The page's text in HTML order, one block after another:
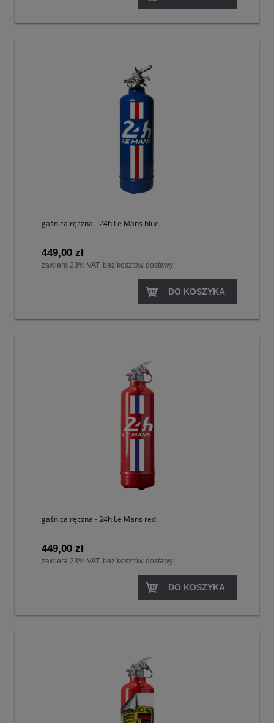
gaśnica ręczna - 24h Le Mans blue
449,00 zł
zawiera 23% VAT, bez kosztów dostawy
DO KOSZYKA
gaśnica ręczna - 24h Le Mans red
449,00 zł
zawiera 23% VAT, bez kosztów dostawy
DO KOSZYKA